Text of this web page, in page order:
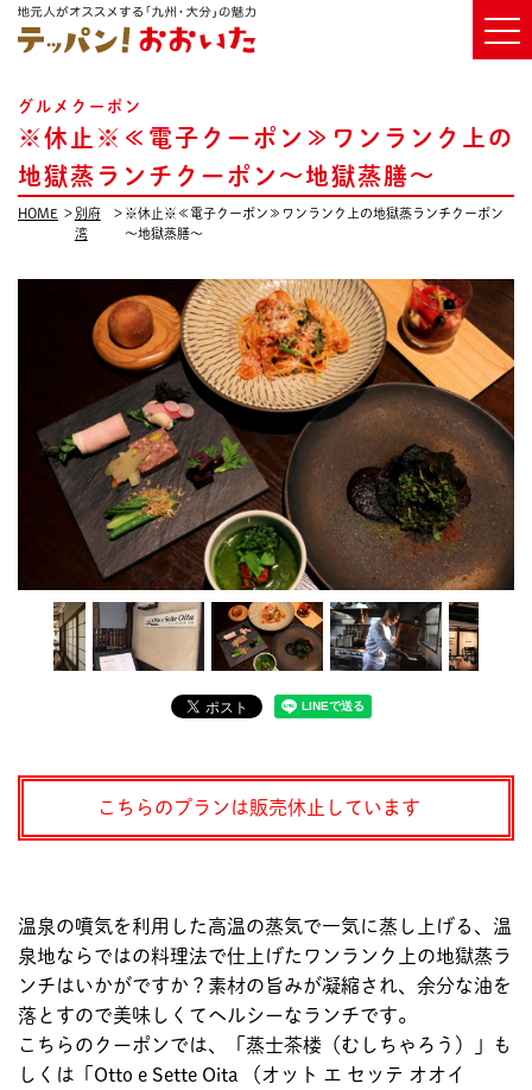
グルメクーポン
※休止※≪電子クーポン≫ワンランク上の
地獄蒸ランチクーポン～地獄蒸膳～
HOME
別府
湾
※休止※≪電子クーポン≫ワンランク上の地獄蒸ランチクーポン
～地獄蒸膳～
こちらのプランは販売休止しています
温泉の噴気を利用した高温の蒸気で一気に蒸し上げる、温
泉地ならではの料理法で仕上げたワンランク上の地獄蒸ラ
ンチはいかがですか？素材の旨みが凝縮され、余分な油を
落とすので美味しくてヘルシーなランチです。
こちらのクーポンでは、「蒸士茶楼（むしちゃろう）」も
しくは「Otto e Sette Oita （オット エ セッテ オオイ